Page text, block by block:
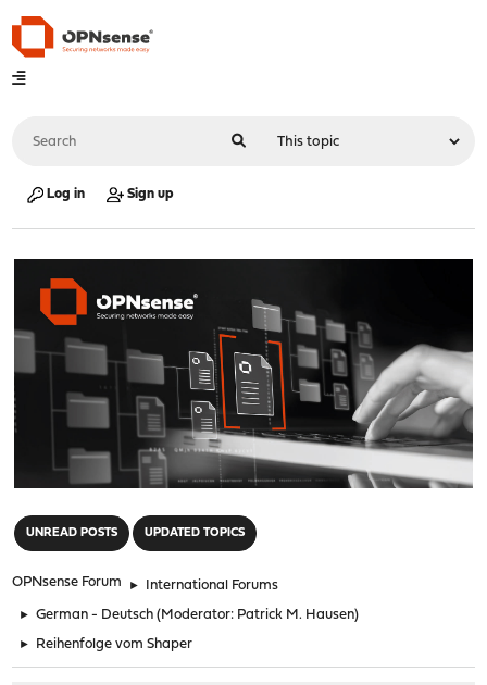
Log in Sign up
UNREAD POSTS UPDATED TOPICS
OPNsense Forum ► International Forums
► German - Deutsch (Moderator: Patrick M. Hausen)
► Reihenfolge vom Shaper